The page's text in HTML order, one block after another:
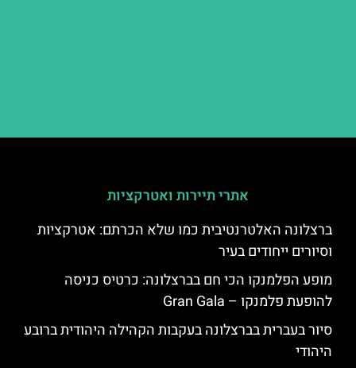
אתרי תיירות ואטרקציות
ברצלונה האלטרנטיבית כמו שלא הכרתם: אטרקציות
וסיורים ייחודים בעיר
מופע הפלמנקו הכי חם בברצלונה: כרטיס כניסה
להופעת פלמנקו – Gran Gala
סיור בעברית בברצלונה בעקבות הקהילה היהודית ברובע
היהודי